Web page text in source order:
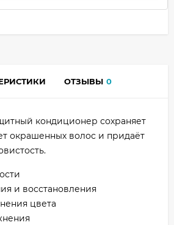
ОТЗЫВЫ 0
кондиционер сохраняет
окрашенных волос и придаёт
и восстановления
цвета